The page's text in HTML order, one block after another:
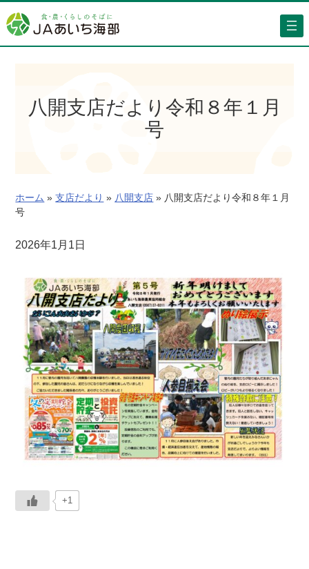
容
を
八開支店だより令和８年１月
号
ホーム » 支店だより » 八開支店 » 八開支店だより令和８年１月
号
2026年1月1日
+1